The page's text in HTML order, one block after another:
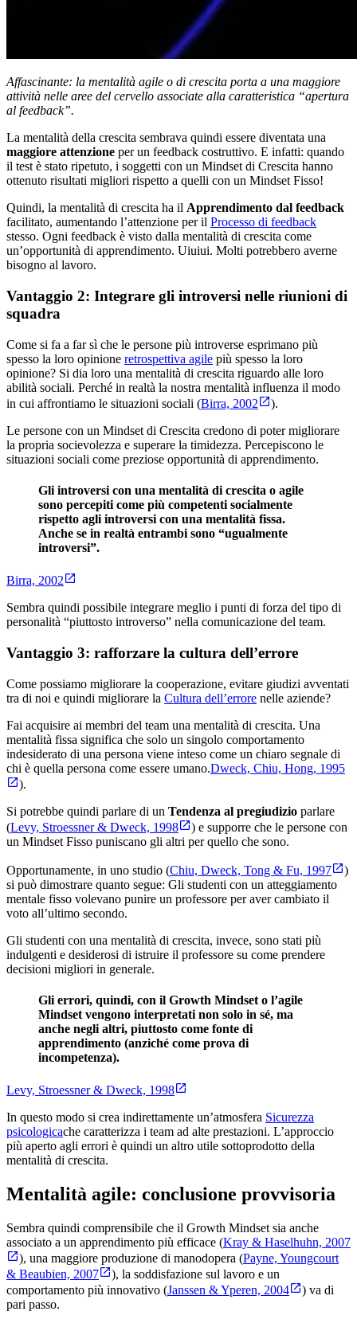
Affascinante: la mentalità agile o di crescita porta a una maggiore
attività nelle aree del cervello associate alla caratteristica “apertura
al feedback”.
La mentalità della crescita sembrava quindi essere diventata una
maggiore attenzione per un feedback costruttivo. E infatti: quando
il test è stato ripetuto, i soggetti con un Mindset di Crescita hanno
ottenuto risultati migliori rispetto a quelli con un Mindset Fisso!
Quindi, la mentalità di crescita ha il Apprendimento dal feedback
facilitato, aumentando l’attenzione per il Processo di feedback
stesso. Ogni feedback è visto dalla mentalità di crescita come
un’opportunità di apprendimento. Uiuiui. Molti potrebbero averne
bisogno al lavoro.
Vantaggio 2: Integrare gli introversi nelle riunioni di
squadra
Come si fa a far sì che le persone più introverse esprimano più
spesso la loro opinione retrospettiva agile più spesso la loro
opinione? Si dia loro una mentalità di crescita riguardo alle loro
abilità sociali. Perché in realtà la nostra mentalità influenza il modo
in cui affrontiamo le situazioni sociali (Birra, 2002
).
Le persone con un Mindset di Crescita credono di poter migliorare
la propria socievolezza e superare la timidezza. Percepiscono le
situazioni sociali come preziose opportunità di apprendimento.
Gli introversi con una mentalità di crescita o agile
sono percepiti come più competenti socialmente
rispetto agli introversi con una mentalità fissa.
Anche se in realtà entrambi sono “ugualmente
introversi”.
Birra, 2002
Sembra quindi possibile integrare meglio i punti di forza del tipo di
personalità “piuttosto introverso” nella comunicazione del team.
Vantaggio 3: rafforzare la cultura dell’errore
Come possiamo migliorare la cooperazione, evitare giudizi avventati
tra di noi e quindi migliorare la Cultura dell’errore nelle aziende?
Fai acquisire ai membri del team una mentalità di crescita. Una
mentalità fissa significa che solo un singolo comportamento
indesiderato di una persona viene inteso come un chiaro segnale di
chi è quella persona come essere umano.Dweck, Chiu, Hong, 1995
).
Si potrebbe quindi parlare di un Tendenza al pregiudizio parlare
(Levy, Stroessner & Dweck, 1998
) e supporre che le persone con
un Mindset Fisso puniscano gli altri per quello che sono.
Opportunamente, in uno studio (Chiu, Dweck, Tong & Fu, 1997
)
si può dimostrare quanto segue: Gli studenti con un atteggiamento
mentale fisso volevano punire un professore per aver cambiato il
voto all’ultimo secondo.
Gli studenti con una mentalità di crescita, invece, sono stati più
indulgenti e desiderosi di istruire il professore su come prendere
decisioni migliori in generale.
Gli errori, quindi, con il Growth Mindset o l’agile
Mindset vengono interpretati non solo in sé, ma
anche negli altri, piuttosto come fonte di
apprendimento (anziché come prova di
incompetenza).
Levy, Stroessner & Dweck, 1998
In questo modo si crea indirettamente un’atmosfera Sicurezza
psicologicache caratterizza i team ad alte prestazioni. L’approccio
più aperto agli errori è quindi un altro utile sottoprodotto della
mentalità di crescita.
Mentalità agile: conclusione provvisoria
Sembra quindi comprensibile che il Growth Mindset sia anche
associato a un apprendimento più efficace (Kray & Haselhuhn, 2007
), una maggiore produzione di manodopera (Payne, Youngcourt
& Beaubien, 2007
), la soddisfazione sul lavoro e un
comportamento più innovativo (Janssen & Yperen, 2004
) va di
pari passo.